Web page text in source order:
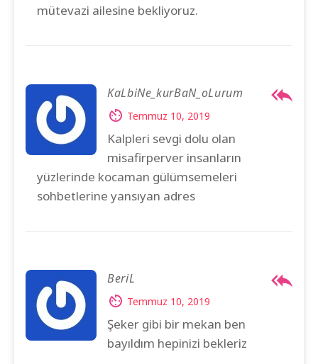
mütevazi ailesine bekliyoruz.
KaLbiNe_kurBaN_oLurum
Temmuz 10, 2019
Kalpleri sevgi dolu olan
misafirperver insanların
yüzlerinde kocaman gülümsemeleri
sohbetlerine yansıyan adres
BeriL
Temmuz 10, 2019
Şeker gibi bir mekan ben
bayıldım hepinizi bekleriz